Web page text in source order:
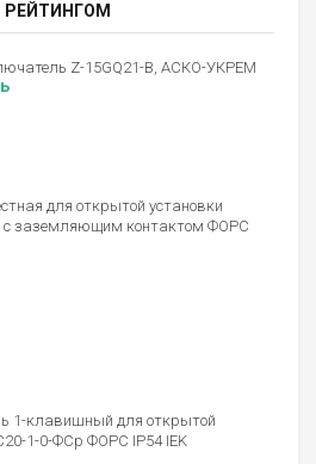
Z-15GQ21-B, АСКО-УКРЕМ
для открытой установки
с заземляющим контактом ФОРС
1-клавишный для открытой
1-0-ФСр ФОРС IP54 IEK